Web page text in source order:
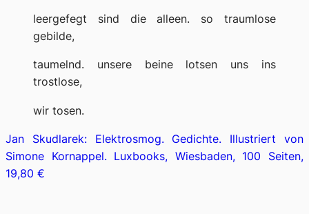
leergefegt sind die alleen. so traumlose
gebilde,
taumelnd. unsere beine lotsen uns ins
trostlose,
wir tosen.
Jan Skudlarek: Elektrosmog. Gedichte. Illustriert von
Simone Kornappel. Luxbooks, Wiesbaden, 100 Seiten,
19,80 €